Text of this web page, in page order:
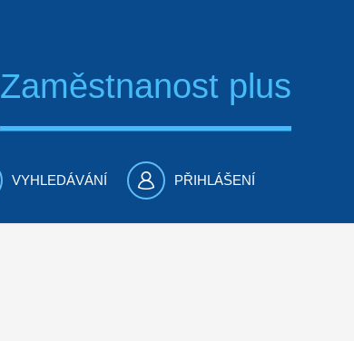
Zaměstnanost plus
VYHLEDÁVÁNÍ PŘIHLÁŠENÍ